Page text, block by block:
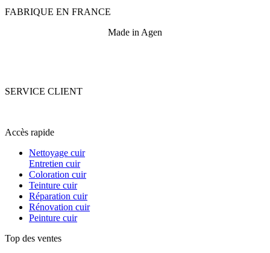
FABRIQUE EN FRANCE
Made in Agen
SERVICE CLIENT
Accès rapide
Nettoyage cuir
Entretien cuir
Coloration cuir
Teinture cuir
Réparation cuir
Rénovation cuir
Peinture cuir
Top des ventes